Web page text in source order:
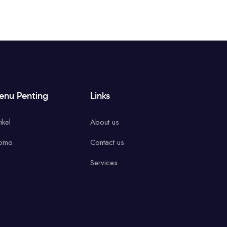
Penting Links
About us
Contact us
Services